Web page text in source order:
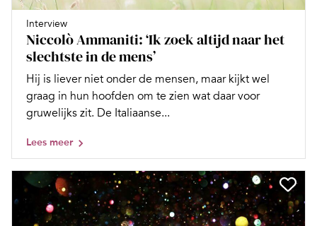
Interview
Niccolò Ammaniti: ‘Ik zoek altijd naar het
slechtste in de mens’
Hij is liever niet onder de mensen, maar kijkt wel
graag in hun hoofden om te zien wat daar voor
gruwelijks zit. De Italiaanse...
Lees meer